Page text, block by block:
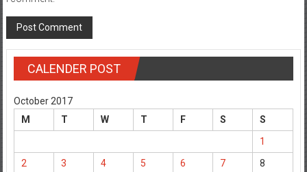
CALENDER POST
October 2017
M
T W T F S
S
1
2
3 4 5 6 7
8